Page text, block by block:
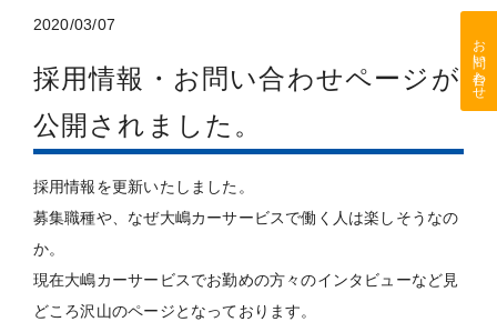
2020/03/07
採用情報・お問い合わせページが
公開されました。
採用情報を更新いたしました。
募集職種や、なぜ大嶋カーサービスで働く人は楽しそうなの
か。
現在大嶋カーサービスでお勤めの方々のインタビューなど見
どころ沢山のページとなっております。
お問い合わせ